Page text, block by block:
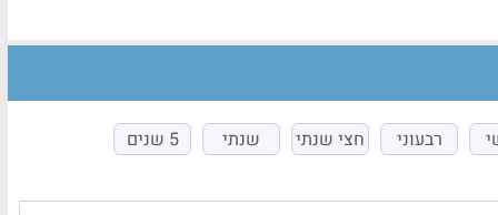
רבעוני חצי שנתי שנתי 5 שנים